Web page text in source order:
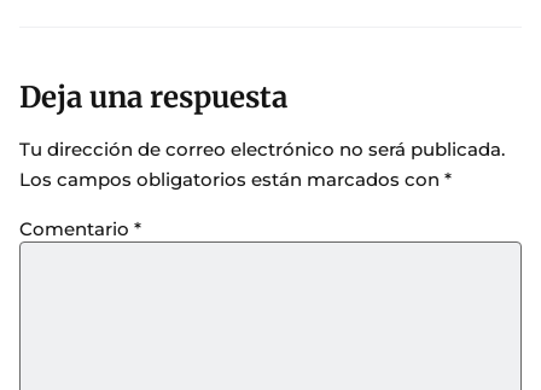
Deja una respuesta
Tu dirección de correo electrónico no será publicada.
Los campos obligatorios están marcados con *
Comentario *